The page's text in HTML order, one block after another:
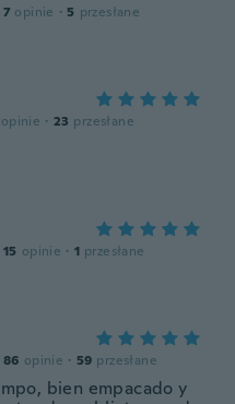
7 opinie · 5 przesłane
opinie · 23 przesłane
15 opinie · 1 przesłane
86 opinie · 59 przesłane
bien empacado y